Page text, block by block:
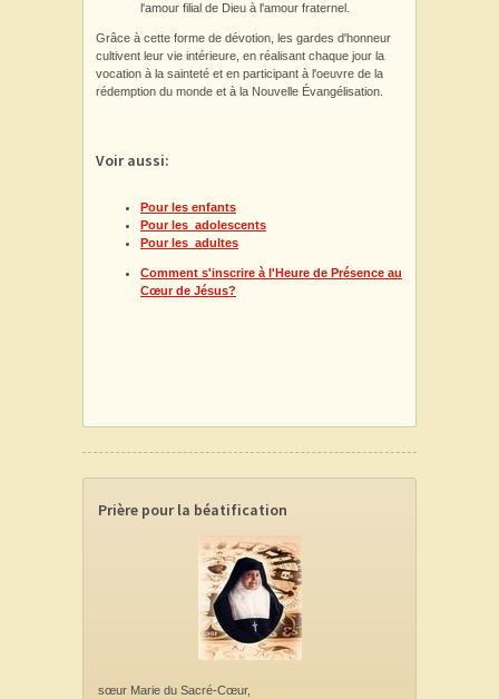
l'amour filial de Dieu à l'amour fraternel.
Grâce à cette forme de dévotion, les gardes d'honneur
cultivent leur vie intérieure, en réalisant chaque jour la
vocation à la sainteté et en participant à l'oeuvre de la
rédemption du monde et à la Nouvelle Évangélisation.
Voir aussi:
Pour les enfants
Pour les adolescents
Pour les adultes
Comment s'inscrire à l'Heure de Présence au
Cœur de Jésus?
Prière pour la béatification
sœur Marie du Sacré-Cœur,